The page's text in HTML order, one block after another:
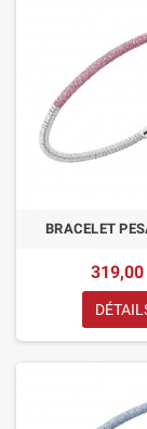
BRACELET
319,00